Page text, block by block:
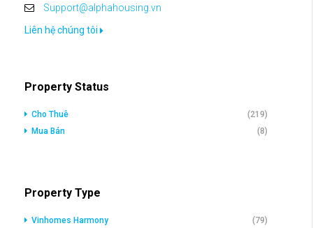
Support@alphahousing.vn
Liên hệ chúng tôi
Property Status
Cho Thuê
(219)
Mua Bán
(8)
Property Type
Vinhomes Harmony
(79)